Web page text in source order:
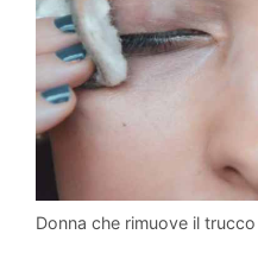
Donna che rimuove il